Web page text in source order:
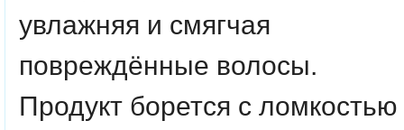
увлажняя и смягчая
повреждённые волосы.
Продукт борется с ломкостью